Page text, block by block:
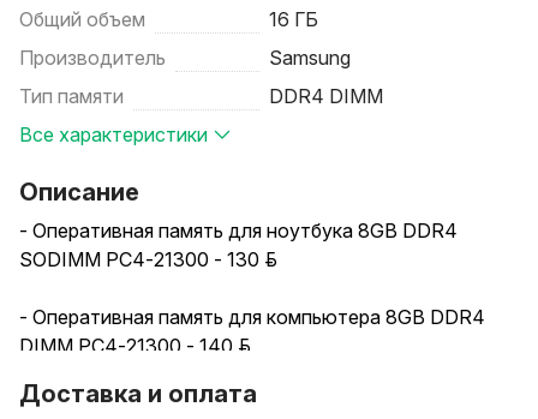
Общий объем
16 ГБ
Производитель
Samsung
Тип памяти
DDR4 DIMM
Все характеристики
Описание
- Оперативная память для ноутбука 8GB DDR4
SODIMM PC4-21300 - 130 руб.
- Оперативная память для компьютера 8GB DDR4
DIMM PC4-21300 - 140 руб.
- Оперативная память для компьютера Hynix
Доставка и оплата